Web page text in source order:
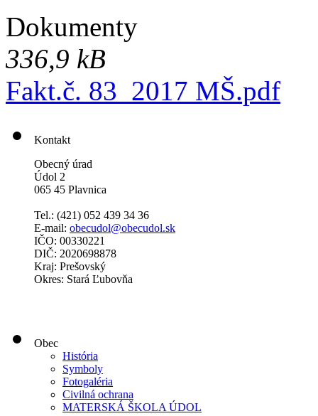
Dokumenty
336,9 kB
Fakt.č. 83_2017 MŠ.pdf
Kontakt
Obecný úrad
Údol 2
065 45 Plavnica
Tel.: (421) 052 439 34 36
E-mail: obecudol@obecudol.sk
IČO: 00330221
DIČ: 2020698878
Kraj: Prešovský
Okres: Stará Ľubovňa
Obec
História
Symboly
Fotogaléria
Civilná ochrana
MATERSKÁ ŠKOLA ÚDOL